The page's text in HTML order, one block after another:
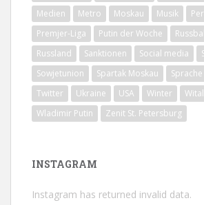
Medien
Metro Moskau Musik
Premjer-Liga
Putin der Woche
Russland
Sanktionen Social media
Sowjetunion
Spartak Moskau Sprache
Twitter
Ukraine USA Winter
Wladimir Putin
Zenit St. Petersburg
INSTAGRAM
Instagram has returned invalid data.